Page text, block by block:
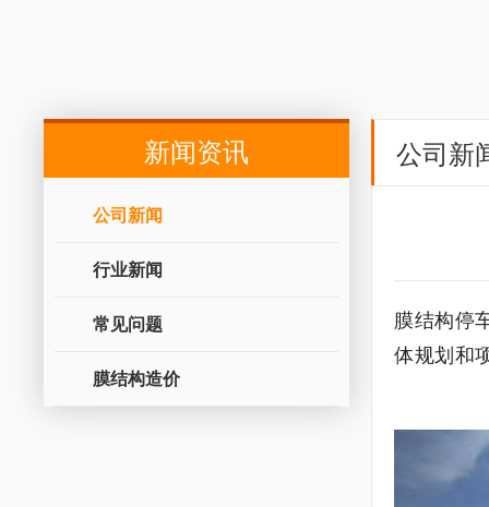
新闻资讯
公司新闻
行业新闻
常见问题
膜结构造价
公司新
膜结构停
体规划和